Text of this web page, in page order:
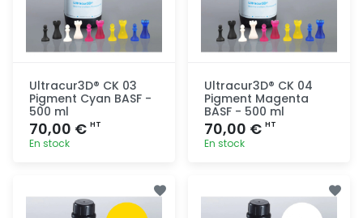
Ultracur3D® CK 03
Pigment Cyan BASF -
500 ml
70,00 € HT
En stock
rapide
Ultracur3D® CK 04
Pigment Magenta
BASF - 500 ml
70,00 € HT
En stock
rapide